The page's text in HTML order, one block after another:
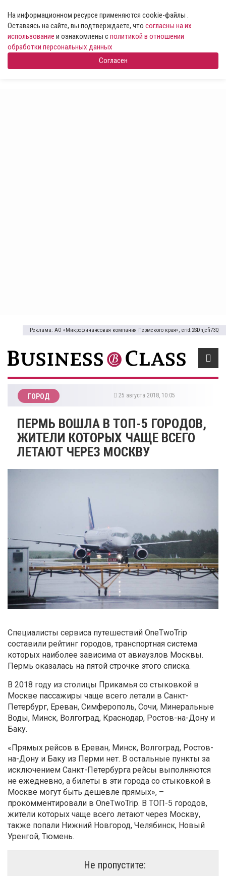
На информационном ресурсе применяются cookie-файлы .
Оставаясь на сайте, вы подтверждаете, что согласны на их
использование и ознакомлены сполитикой в отношении
обработки персональных данных
Согласен
Реклама: АО «Микрофинансовая компания Пермского края», erid:2SDnjcfi73Q
ГОРОД 25 августа 2018, 10:05
ПЕРМЬ ВОШЛА В ТОП-5 ГОРОДОВ,
ЖИТЕЛИ КОТОРЫХ ЧАЩЕ ВСЕГО
ЛЕТАЮТ ЧЕРЕЗ МОСКВУ
Специалисты сервиса путешествий OneTwoTrip
составили рейтинг городов, транспортная система
которых наиболее зависима от авиаузлов Москвы.
Пермь оказалась на пятой строчке этого списка.
В 2018 году из столицы Прикамья со стыковкой в
Москве пассажиры чаще всего летали в Санкт-
Петербург, Ереван, Симферополь, Сочи, Минеральные
Воды, Минск, Волгоград, Краснодар, Ростов-на-Дону и
Баку.
«Прямых рейсов в Ереван, Минск, Волгоград, Ростов-
на-Дону и Баку из Перми нет. В остальные пункты за
исключением Санкт-Петербурга рейсы выполняются
не ежедневно, а билеты в эти города со стыковкой в
Москве могут быть дешевле прямых», –
прокомментировали в OneTwoTrip. В ТОП-5 городов,
жители которых чаще всего летают через Москву,
также попали Нижний Новгород, Челябинск, Новый
Уренгой, Тюмень.
Не пропустите: